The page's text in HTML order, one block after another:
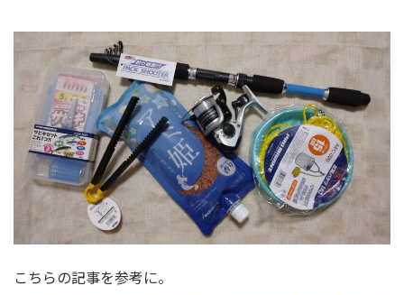
こちらの記事を参考に。